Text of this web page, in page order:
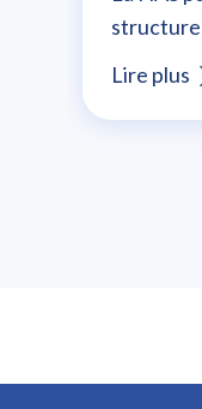
Lire plus